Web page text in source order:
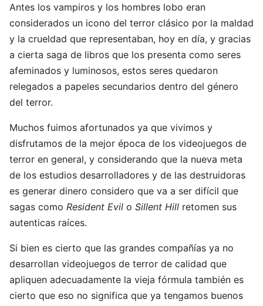
Antes los vampiros y los hombres lobo eran
considerados un icono del terror clásico por la maldad
y la crueldad que representaban, hoy en día, y gracias
a cierta saga de libros que los presenta como seres
afeminados y luminosos, estos seres quedaron
relegados a papeles secundarios dentro del género
del terror.
Muchos fuimos afortunados ya que vivimos y
disfrutamos de la mejor época de los videojuegos de
terror en general, y considerando que la nueva meta
de los estudios desarrolladores y de las destruidoras
es generar dinero considero que va a ser difícil que
sagas como Resident Evil o Sillent Hill retomen sus
autenticas raíces.
Si bien es cierto que las grandes compañías ya no
desarrollan videojuegos de terror de calidad que
apliquen adecuadamente la vieja fórmula también es
cierto que eso no significa que ya tengamos buenos